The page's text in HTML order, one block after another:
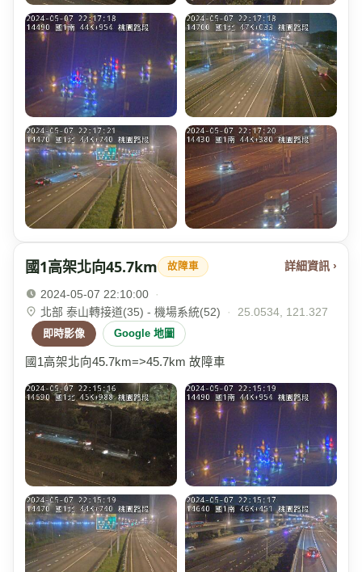
國1高架北向45.7km 故障車 詳細資訊 ›
2024-05-07 22:10:00
·
北部 泰山轉接道(35) - 機場系統(52)
· 25.0534, 121.327
即時影像 Google 地圖
國1高架北向45.7km=>45.7km 故障車